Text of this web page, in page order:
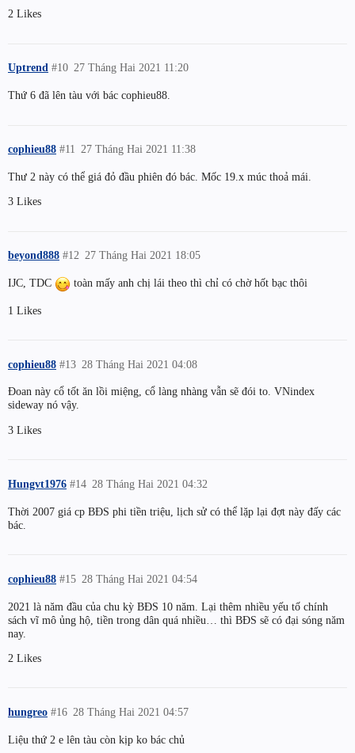
2 Likes
Uptrend 27 Tháng Hai 2021 11:20
#10
Thứ 6 đã lên tàu với bác cophieu88.
cophieu88 27 Tháng Hai 2021 11:38
#11
Thư 2 này có thể giá đỏ đầu phiên đó bác. Mốc 19.x múc thoả mái.
3 Likes
beyond888 27 Tháng Hai 2021 18:05
#12
IJC, TDC toàn mấy anh chị lái theo thì chỉ có chờ hốt bạc thôi
1 Likes
cophieu88 28 Tháng Hai 2021 04:08
#13
Đoan này cổ tốt ăn lồi miệng, cổ làng nhàng vẫn sẽ đói to. VNindex
sideway nó vậy.
3 Likes
Hungvt1976 28 Tháng Hai 2021 04:32
#14
Thời 2007 giá cp BĐS phi tiền triệu, lịch sử có thể lặp lại đợt này đấy các
bác.
cophieu88 28 Tháng Hai 2021 04:54
#15
2021 là năm đầu của chu kỳ BĐS 10 năm. Lại thêm nhiều yếu tố chính
sách vĩ mô ủng hộ, tiền trong dân quá nhiều… thì BĐS sẽ có đại sóng năm
nay.
2 Likes
hungreo 28 Tháng Hai 2021 04:57
#16
Liệu thứ 2 e lên tàu còn kịp ko bác chủ